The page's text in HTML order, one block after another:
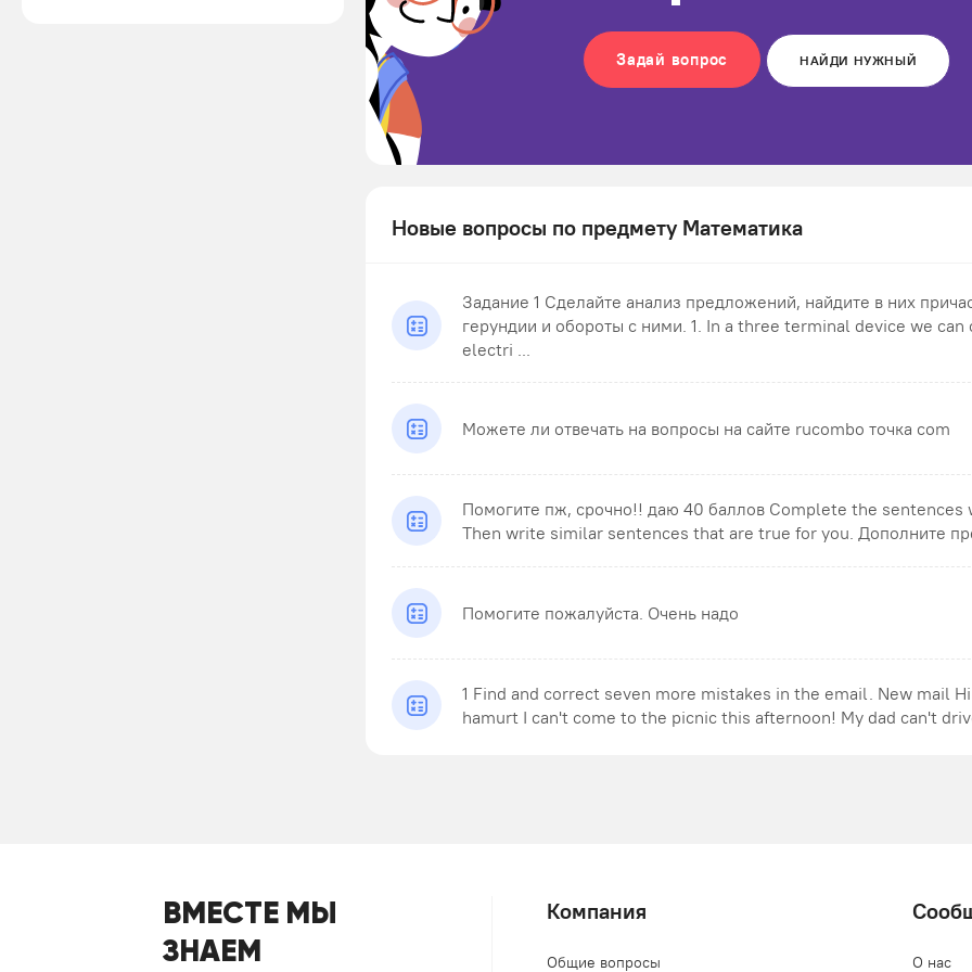
Задай вопрос НАЙДИ НУЖНЫЙ
Новые вопросы по предмету Математика
Задание 1 Сделайте анализ предложений, найдите в них
герундии и обороты с ними. 1. In a three terminal device we can
electri ...
Можете ли отвечать на вопросы на сайте rucombo точка com
Помогите пж, срочно!! даю 40 баллов Complete the sentences
Then write similar sentences that are true for you. Дополните
Помогите пожалуйста. Очень надо
1 Find and correct seven more mistakes in the email. New mail
hamurt I can't come to the picnic this afternoon! My dad can't
ВМЕСТЕ МЫ
ЗНАЕМ
Компания
Общие вопросы О нас